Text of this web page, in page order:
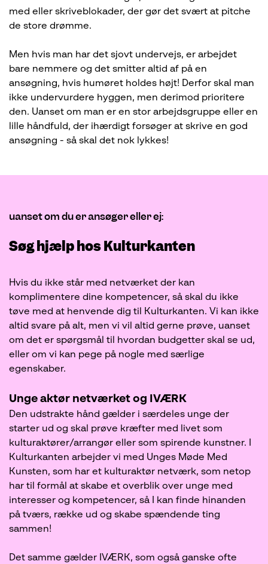
med eller skriveblokader, der gør det svært at pitche
de store drømme.
Men hvis man har det sjovt undervejs, er arbejdet
bare nemmere og det smitter altid af på en
ansøgning, hvis humøret holdes højt! Derfor skal man
ikke undervurdere hyggen, men derimod prioritere
den. Uanset om man er en stor arbejdsgruppe eller en
lille håndfuld, der ihærdigt forsøger at skrive en god
ansøgning - så skal det nok lykkes!
uanset om du er ansøger eller ej:
Søg hjælp hos Kulturkanten
Hvis du ikke står med netværket der kan
komplimentere dine kompetencer, så skal du ikke
tøve med at henvende dig til Kulturkanten. Vi kan ikke
altid svare på alt, men vi vil altid gerne prøve, uanset
om det er spørgsmål til hvordan budgetter skal se ud,
eller om vi kan pege på nogle med særlige
egenskaber.
Unge aktør netværket og IVÆRK
Den udstrakte hånd gælder i særdeles unge der
starter ud og skal prøve kræfter med livet som
kulturaktører/arrangør eller som spirende kunstner. I
Kulturkanten arbejder vi med Unges Møde Med
Kunsten, som har et kulturaktør netværk, som netop
har til formål at skabe et overblik over unge med
interesser og kompetencer, så I kan finde hinanden
på tværs, række ud og skabe spændende ting
sammen!
Det samme gælder IVÆRK, som også ganske ofte